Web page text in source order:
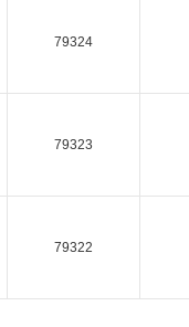
79324
79323
79322